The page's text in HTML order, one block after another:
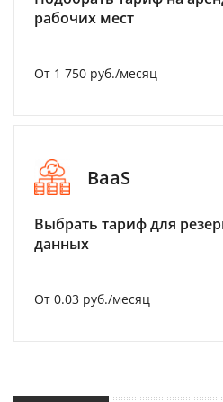
рабочих мест
От 1 750 руб./месяц
BaaS
Выбрать тариф для
данных
От 0.03 руб./месяц